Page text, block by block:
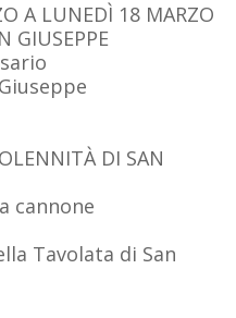
A LUNEDÌ 18 MARZO
GIUSEPPE
DI SAN
cannone
Tavolata di San